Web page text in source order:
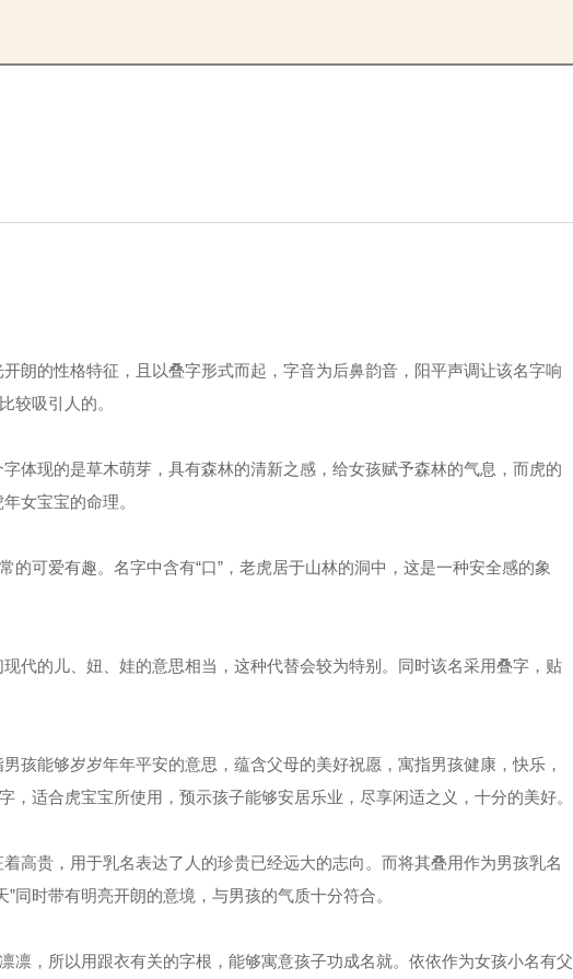
的性格特征，且以叠字形式而起，字音为后鼻韵音，阳平声调让该名字响
较吸引人的。
现的是草木萌芽，具有森林的清新之感，给女孩赋予森林的气息，而虎的
女宝宝的命理。
可爱有趣。名字中含有“口”，老虎居于山林的洞中，这是一种安全感的象
的儿、妞、娃的意思相当，这种代替会较为特别。同时该名采用叠字，贴
能够岁岁年年平安的意思，蕴含父母的美好祝愿，寓指男孩健康，快乐，
，适合虎宝宝所使用，预示孩子能够安居乐业，尽享闲适之义，十分的美好。
贵，用于乳名表达了人的珍贵已经远大的志向。而将其叠用作为男孩乳名
同时带有明亮开朗的意境，与男孩的气质十分符合。
，所以用跟衣有关的字根，能够寓意孩子功成名就。依依作为女孩小名有父